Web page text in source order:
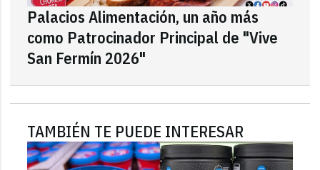
Palacios Alimentación, un año más
como Patrocinador Principal de "Vive
San Fermín 2026"
TAMBIÉN TE PUEDE INTERESAR